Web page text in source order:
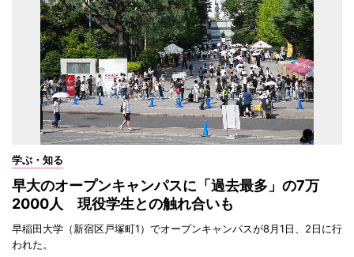
学ぶ・知る
早大のオープンキャンパスに「過去最多」の7万
2000人 現役学生との触れ合いも
早稲田大学（新宿区戸塚町1）でオープンキャンパスが8月1日、2日に行
われた。